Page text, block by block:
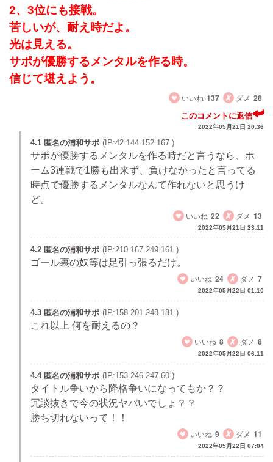
2、3位にも接戦。
苦しいが、耐え時だよ。
光は見える。
サポが優勝するメンタルを作る時。
信じて堪えよう。
いいね 137 ダメ 28
このコメントに返信
2022年05月21日 20:36
4.1 匿名の浦和サポ (IP:42.144.152.167 )
サポが優勝するメンタルを作る時だと言うなら、ホ
ーム3連戦で1勝も出来ず、負けなかったと言ってる
時点で優勝するメンタルなんて作れないと思うけ
ど。
いいね 22 ダメ 13
2022年05月21日 23:11
4.2 匿名の浦和サポ (IP:210.167.249.161 )
ゴール裏の奴等は足引っ張るだけ。
いいね 24 ダメ 7
2022年05月22日 01:10
4.3 匿名の浦和サポ (IP:158.201.248.181 )
これ以上 何を耐えるの？
いいね 8 ダメ 8
2022年05月22日 06:11
4.4 匿名の浦和サポ (IP:153.246.247.60 )
タイトル争いから降格争いになってもか？？
冗談抜きで今の状況ヤバいでしょ？？
勝ち切れないって！！
いいね 9 ダメ 11
2022年05月22日 07:04